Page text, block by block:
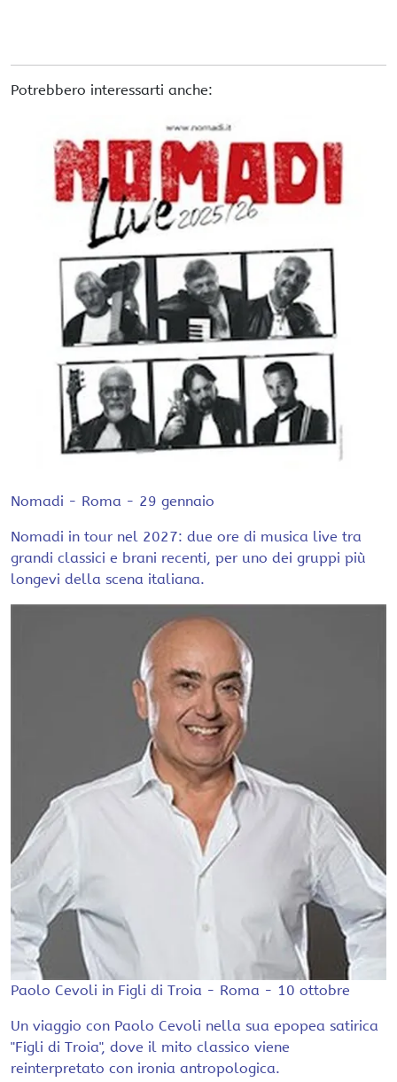
Potrebbero interessarti anche:
Nomadi - Roma - 29 gennaio
Nomadi in tour nel 2027: due ore di musica live tra
grandi classici e brani recenti, per uno dei gruppi più
longevi della scena italiana.
Paolo Cevoli in Figli di Troia - Roma - 10 ottobre
Un viaggio con Paolo Cevoli nella sua epopea satirica
"Figli di Troia", dove il mito classico viene
reinterpretato con ironia antropologica.